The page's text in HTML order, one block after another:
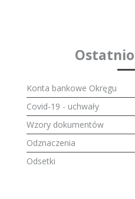
Konta bankowe Okręgu
Covid-19 - uchwały
Wzory dokumentów
Odznaczenia
Odsetki